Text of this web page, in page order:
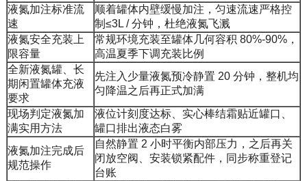
液氮加注标准流
速
顺着罐体内壁缓慢加注，匀速流速严格控
制≤3L / 分钟，杜绝液氮飞溅
液氮安全充装上
限容量
常规环境充装至罐体几何容积 80%-90%，
高温夏季下调充装比例
全新液氮罐、长
期闲置罐体充液
要求
先注入少量液氮预冷静置 20 分钟，整机均
匀降温之后再正式加满
现场判定液氮加
满实用方法
液位计刻度达标、实心棒结霜贴近罐口、
罐口排出液态白雾
液氮加注完成后
规范操作
自然静置 2 小时平衡内部压力，之后再关
闭放空阀、安装锁紧配件，同步称重登记
台账